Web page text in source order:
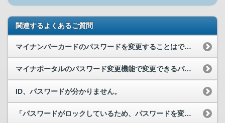
関連するよくあるご質問
マイナンバーカードのパスワードを変更することはできますか。
マイナポータルのパスワード変更機能で変更できるパスワードの種類と桁数について教えてください。
ID、パスワードが分かりません。
「パスワードがロックしているため、パスワードを変更できませんでした。お住まいの市区町村の窓口で...